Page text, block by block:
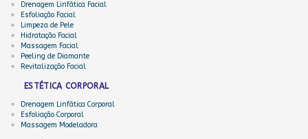
Drenagem Linfática Facial
Esfoliação Facial
Limpeza de Pele
Hidratação Facial
Massagem Facial
Peeling de Diamante
Revitalização Facial
ESTÉTICA CORPORAL
Drenagem Linfática Corporal
Esfoliação Corporal
Massagem Modeladora